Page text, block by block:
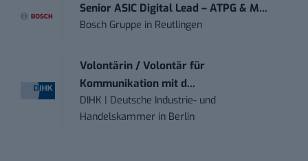
Senior ASIC Digital Lead – ATPG & M...
Bosch Gruppe in Reutlingen
Volontärin / Volontär für
Kommunikation mit d...
DIHK | Deutsche Industrie- und
Handelskammer in Berlin